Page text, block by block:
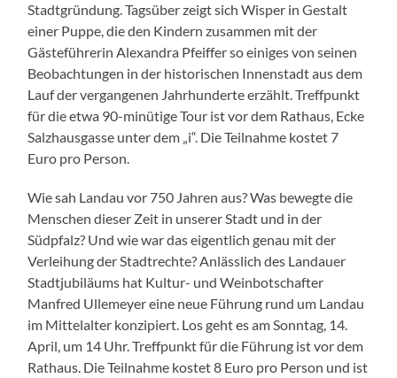
Stadtgründung. Tagsüber zeigt sich Wisper in Gestalt
einer Puppe, die den Kindern zusammen mit der
Gästeführerin Alexandra Pfeiffer so einiges von seinen
Beobachtungen in der historischen Innenstadt aus dem
Lauf der vergangenen Jahrhunderte erzählt. Treffpunkt
für die etwa 90-minütige Tour ist vor dem Rathaus, Ecke
Salzhausgasse unter dem „i“. Die Teilnahme kostet 7
Euro pro Person.
Wie sah Landau vor 750 Jahren aus? Was bewegte die
Menschen dieser Zeit in unserer Stadt und in der
Südpfalz? Und wie war das eigentlich genau mit der
Verleihung der Stadtrechte? Anlässlich des Landauer
Stadtjubiläums hat Kultur- und Weinbotschafter
Manfred Ullemeyer eine neue Führung rund um Landau
im Mittelalter konzipiert. Los geht es am Sonntag, 14.
April, um 14 Uhr. Treffpunkt für die Führung ist vor dem
Rathaus. Die Teilnahme kostet 8 Euro pro Person und ist